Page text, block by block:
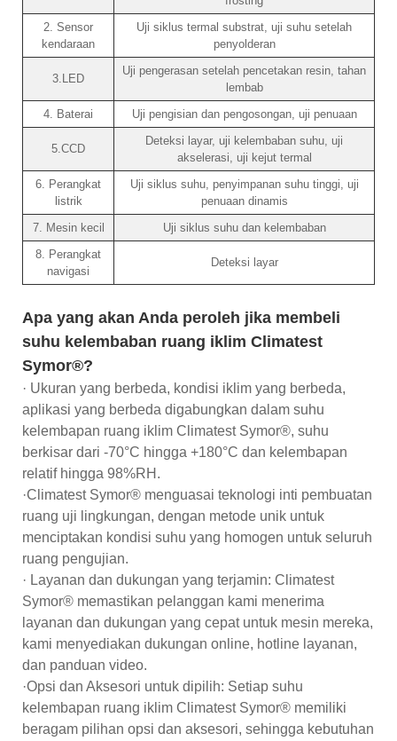
2. Sensor
kendaraan
Uji siklus termal substrat, uji suhu setelah
penyolderan
3.LED
Uji pengerasan setelah pencetakan resin, tahan
lembab
4. Baterai
Uji pengisian dan pengosongan, uji penuaan
5.CCD
Deteksi layar, uji kelembaban suhu, uji
akselerasi, uji kejut termal
6. Perangkat
listrik
Uji siklus suhu, penyimpanan suhu tinggi, uji
penuaan dinamis
7. Mesin kecil
Uji siklus suhu dan kelembaban
8. Perangkat
navigasi
Deteksi layar
Apa yang akan Anda peroleh jika membeli
suhu kelembaban ruang iklim Climatest
Symor®?
· Ukuran yang berbeda, kondisi iklim yang berbeda,
aplikasi yang berbeda digabungkan dalam suhu
kelembapan ruang iklim Climatest Symor®, suhu
berkisar dari -70°C hingga +180°C dan kelembapan
relatif hingga 98%RH.
·Climatest Symor® menguasai teknologi inti pembuatan
ruang uji lingkungan, dengan metode unik untuk
menciptakan kondisi suhu yang homogen untuk seluruh
ruang pengujian.
· Layanan dan dukungan yang terjamin: Climatest
Symor® memastikan pelanggan kami menerima
layanan dan dukungan yang cepat untuk mesin mereka,
kami menyediakan dukungan online, hotline layanan,
dan panduan video.
·Opsi dan Aksesori untuk dipilih: Setiap suhu
kelembapan ruang iklim Climatest Symor® memiliki
beragam pilihan opsi dan aksesori, sehingga kebutuhan